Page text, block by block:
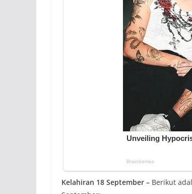
Kelahiran 18 September – Berikut